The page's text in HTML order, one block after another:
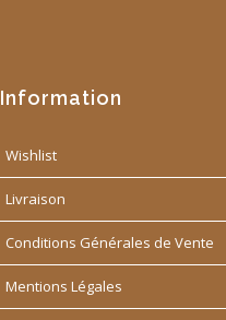
Information
Wishlist
Livraison
Conditions Générales de Vente
Mentions Légales